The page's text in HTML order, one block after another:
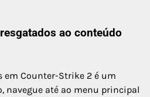
ao conteúdo
em Counter-Strike 2 é um
navegue até ao menu principal